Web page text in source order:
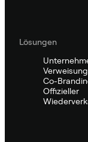
Lösungen
Verweisung
Co-
Offizieller